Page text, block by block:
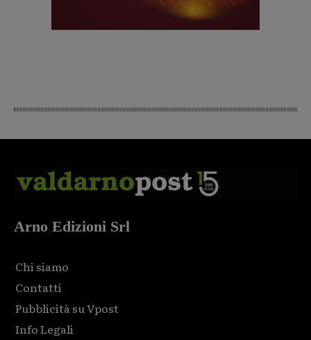
Arno Edizioni Srl
Chi siamo
Contatti
Pubblicità su Vpost
Info Legali